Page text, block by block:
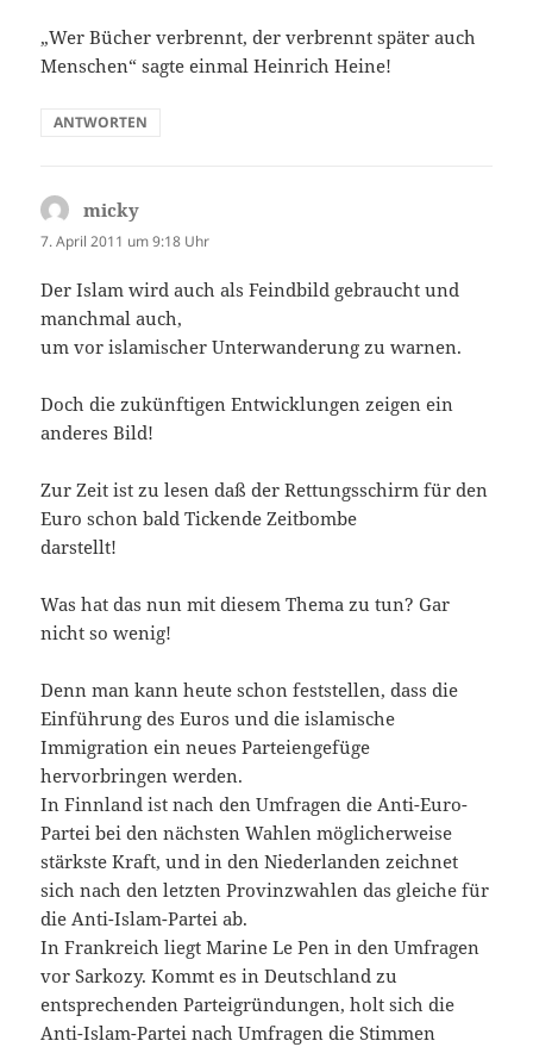
„Wer Bücher verbrennt, der verbrennt später auch
Menschen“ sagte einmal Heinrich Heine!
ANTWORTEN
micky
7. April 2011 um 9:18 Uhr
Der Islam wird auch als Feindbild gebraucht und
manchmal auch,
um vor islamischer Unterwanderung zu warnen.
Doch die zukünftigen Entwicklungen zeigen ein
anderes Bild!
Zur Zeit ist zu lesen daß der Rettungsschirm für den
Euro schon bald Tickende Zeitbombe
darstellt!
Was hat das nun mit diesem Thema zu tun? Gar
nicht so wenig!
Denn man kann heute schon feststellen, dass die
Einführung des Euros und die islamische
Immigration ein neues Parteiengefüge
hervorbringen werden.
In Finnland ist nach den Umfragen die Anti-Euro-
Partei bei den nächsten Wahlen möglicherweise
stärkste Kraft, und in den Niederlanden zeichnet
sich nach den letzten Provinzwahlen das gleiche für
die Anti-Islam-Partei ab.
In Frankreich liegt Marine Le Pen in den Umfragen
vor Sarkozy. Kommt es in Deutschland zu
entsprechenden Parteigründungen, holt sich die
Anti-Islam-Partei nach Umfragen die Stimmen